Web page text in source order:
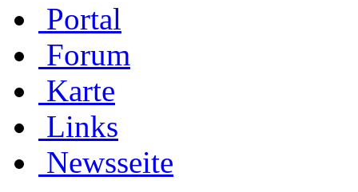
Portal
Forum
Karte
Links
Newsseite